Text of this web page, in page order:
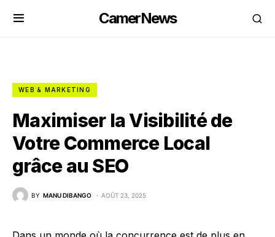
CamerNews
WEB & MARKETING
Maximiser la Visibilité de
Votre Commerce Local
grâce au SEO
BY MANU DIBANGO AOÛT 23, 2025